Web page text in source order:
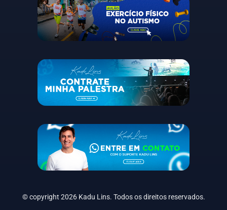
©copyright 2026 Kadu Lins. Todos os direitos reservados.